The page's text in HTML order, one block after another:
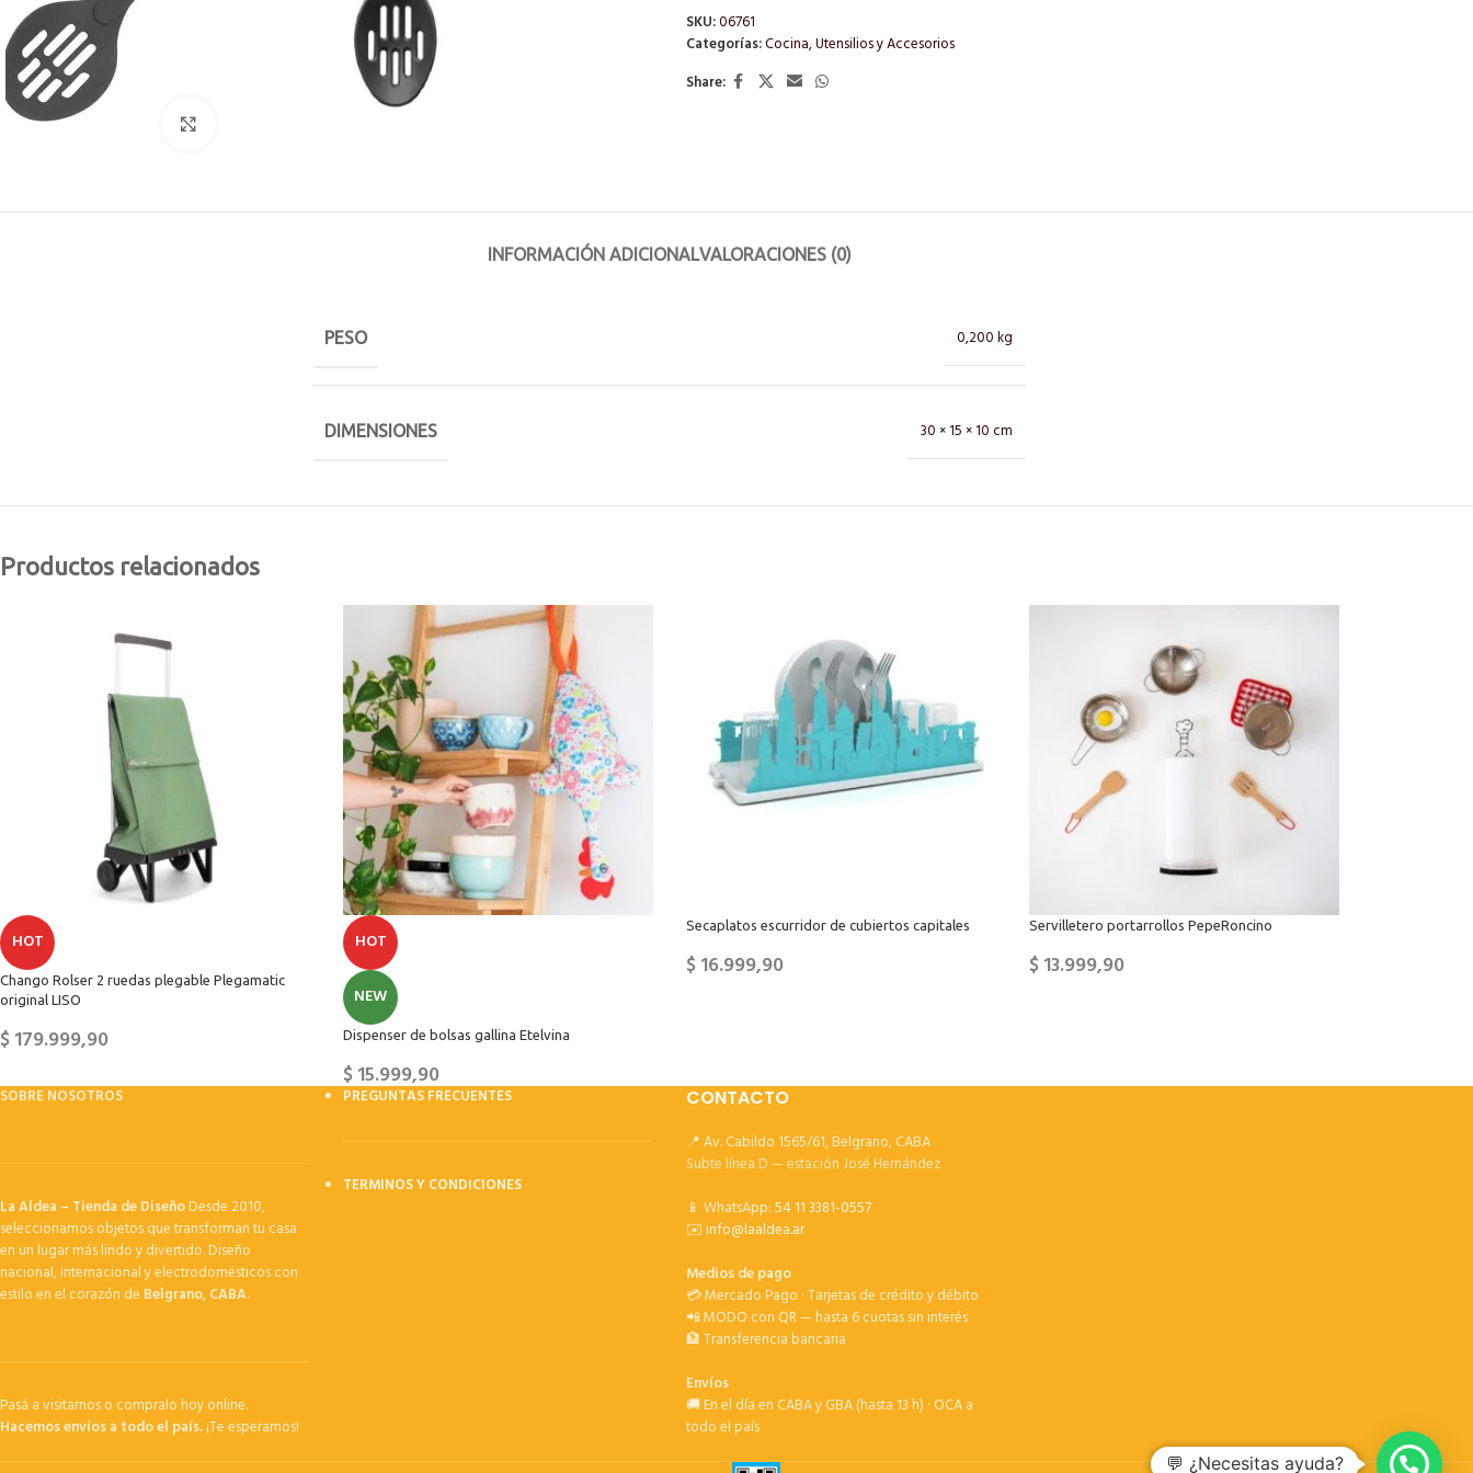
SKU:06761
Categorías:Cocina,Utensilios y Accesorios
Share:
INFORMACIÓN ADICIONALVALORACIONES (0)
PESO 0,200 kg
DIMENSIONES 30 × 15 × 10 cm
Productos relacionados
HOT
Chango Rolser 2 ruedas plegable Plegamatic
original LISO
$179.999,90
HOT
NEW
Dispenser de bolsas gallina Etelvina
$15.999,90
Secaplatos escurridor de cubiertos capitales
$16.999,90
Servilletero portarrollos PepeRoncino
$13.999,90
SOBRE NOSOTROS
La Aldea – Tienda de DiseñoDesde 2010,
seleccionamos objetos que transforman tu casa
en un lugar más lindo y divertido. Diseño
nacional, internacional y electrodomésticos con
estilo en el corazón de Belgrano, CABA.
Pasá a visitarnos o compralo hoy online.
Hacemos envíos a todo el país.¡Te esperamos!
PREGUNTAS FRECUENTES
TERMINOS Y CONDICIONES
CONTACTO
📍 Av. Cabildo 1565/61, Belgrano, CABA
Subte línea D — estación José Hernández
📱 WhatsApp:54 11 3381-0557
✉️info@laaldea.ar
Medios de pago
💳 Mercado Pago · Tarjetas de crédito y débito
📲 MODO con QR — hasta 6 cuotas sin interés
🏦 Transferencia bancaria
Envíos
🚚 En el día en CABA y GBA (hasta 13 h) · OCA a
todo el país
💬 ¿Necesitas ayuda?